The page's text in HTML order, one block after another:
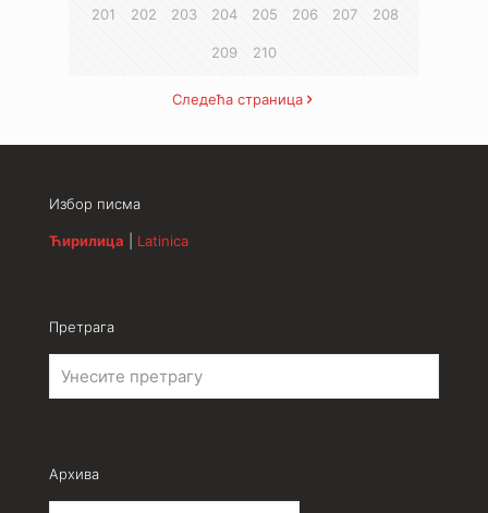
201 202 203 204 205 206 207 208
209 210
Следећа страница
Избор писма
Ћирилица Latinica
Претрага
Архива